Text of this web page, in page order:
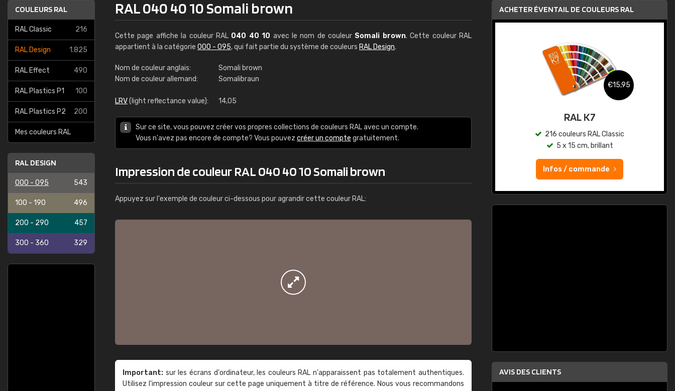
COULEURS RAL
RAL Classic 216
RAL Design 1.825
RAL Effect 490
RAL Plastics P1 100
RAL Plastics P2 200
Mes couleurs RAL
RAL DESIGN
000 - 095 543
100 - 190 496
200 - 290 457
300 - 360 329
RAL 040 40 10 Somali brown
Cette page affiche la couleur RAL 040 40 10 avec le nom de couleur Somali brown. Cette couleur RAL
appartient à la catégorie 000 - 095, qui fait partie du système de couleurs RAL Design.
Nom de couleur anglais:
Somali brown
Nom de couleur allemand:
Somalibraun
LRV(light reflectance value): 14,05
Sur ce site, vous pouvez créer vos propres collections de couleurs RAL avec un compte.
Vous n'avez pas encore de compte? Vous pouvez créer un compte gratuitement.
Impression de couleur RAL 040 40 10 Somali brown
Appuyez sur l'exemple de couleur ci-dessous pour agrandir cette couleur RAL:
Important: sur les écrans d'ordinateur, les couleurs RAL n'apparaissent pas totalement authentiques.
Utilisez l'impression couleur sur cette page uniquement à titre de référence. Nous vous recommandons
ACHETER ÉVENTAIL DE COULEURS RAL
RAL K7 à base d'eau
216 couleurs RAL Classic
Infos / commande
€15,95
RAL K7
216 couleurs RAL Classic
5 x 15 cm, brillant
Infos / commande
AVIS DES CLIENTS